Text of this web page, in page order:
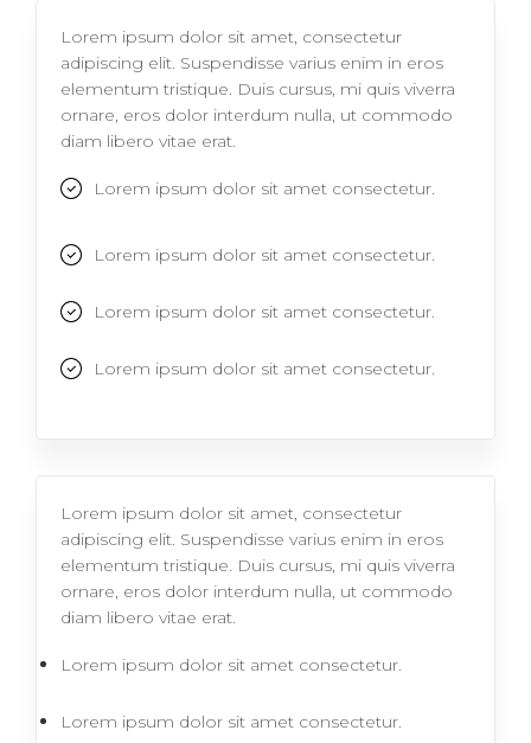
Lorem ipsum dolor sit amet, consectetur
adipiscing elit. Suspendisse varius enim in eros
elementum tristique. Duis cursus, mi quis viverra
ornare, eros dolor interdum nulla, ut commodo
diam libero vitae erat.
Lorem ipsum dolor sit amet consectetur.
Lorem ipsum dolor sit amet consectetur.
Lorem ipsum dolor sit amet consectetur.
Lorem ipsum dolor sit amet consectetur.
Lorem ipsum dolor sit amet, consectetur
adipiscing elit. Suspendisse varius enim in eros
elementum tristique. Duis cursus, mi quis viverra
ornare, eros dolor interdum nulla, ut commodo
diam libero vitae erat.
Lorem ipsum dolor sit amet consectetur.
Lorem ipsum dolor sit amet consectetur.